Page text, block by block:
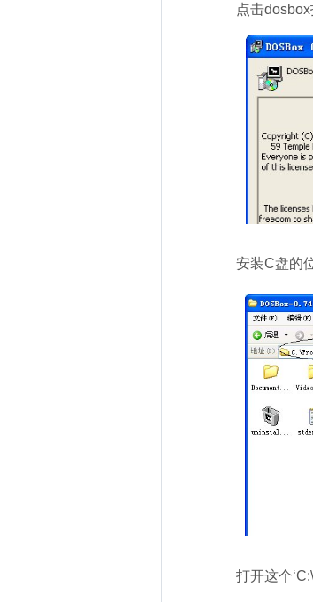
点击dosbox
安装C盘的位
打开这个